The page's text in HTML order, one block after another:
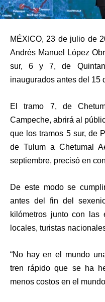
MÉXICO, 23 de julio de
Andrés Manuel López
sur, 6 y 7, de
inaugurados antes del 15
El tramo 7, de
Campeche, abrirá al
que los tramos 5 sur, de
de Tulum a Chetumal
septiembre, precisó en
De este modo se
antes del fin del
kilómetros junto con las
locales, turistas
“No hay en el mundo
tren rápido que se ha
menos costos en el